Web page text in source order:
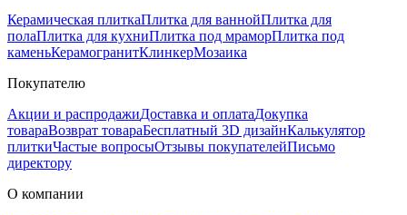
Керамическая плиткаПлитка для ваннойПлитка для
полаПлитка для кухниПлитка под мраморПлитка под
каменьКерамогранитКлинкерМозаика
Покупателю
Акции и распродажиДоставка и оплатаДокупка
товараВозврат товараБесплатный 3D дизайнКалькулятор
плиткиЧастые вопросыОтзывы покупателейПисьмо
директору
О компании